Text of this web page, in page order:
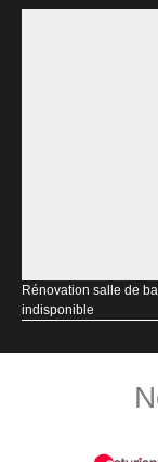
Rénovation salle de
indisponible